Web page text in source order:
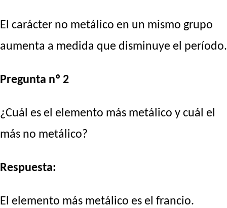
El carácter no metálico en un mismo grupo
aumenta a medida que disminuye el período.
Pregunta nº 2
¿Cuál es el elemento más metálico y cuál el
más no metálico?
Respuesta:
El elemento más metálico es el francio.